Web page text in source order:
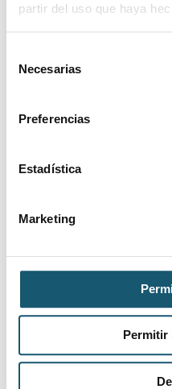
partir del uso que haya
Necesarias
Preferencias
Estadística
Marketing
Permitir
03/08/2026
05/08/2026
06/08/2026
2